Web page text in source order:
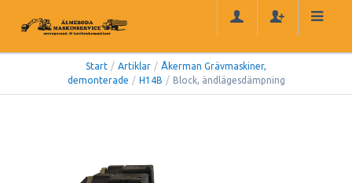
Start / Artiklar / Åkerman Grävmaskiner,
demonterade / H14B / Block, ändlägesdämpning